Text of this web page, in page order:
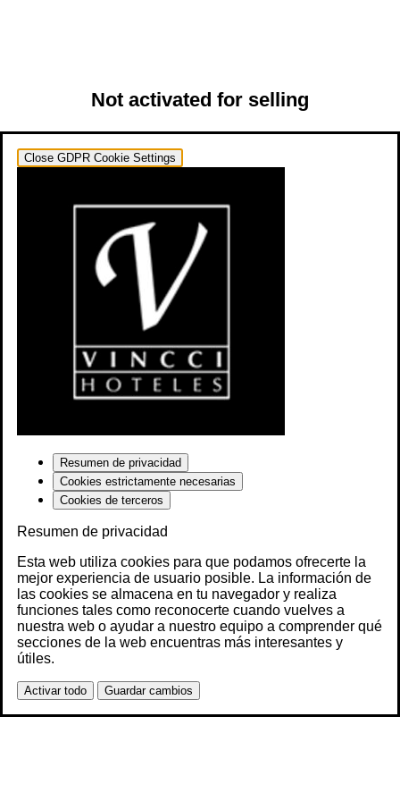
Not activated for selling
Close GDPR Cookie Settings
Resumen de privacidad
Cookies estrictamente necesarias
Cookies de terceros
Resumen de privacidad
Esta web utiliza cookies para que podamos ofrecerte la
mejor experiencia de usuario posible. La información de
las cookies se almacena en tu navegador y realiza
funciones tales como reconocerte cuando vuelves a
nuestra web o ayudar a nuestro equipo a comprender qué
secciones de la web encuentras más interesantes y
útiles.
Activar todo Guardar cambios